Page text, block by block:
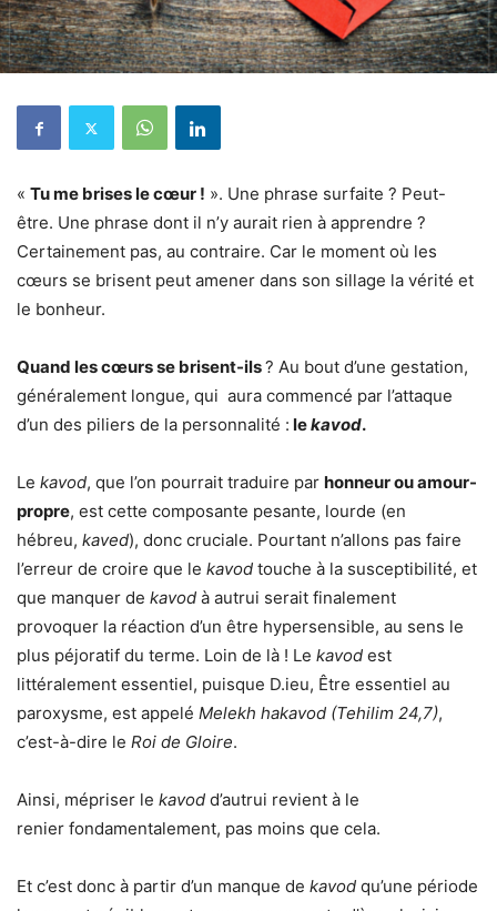
« Tu me brises le cœur ! ». Une phrase surfaite ? Peut-
être. Une phrase dont il n’y aurait rien à apprendre ?
Certainement pas, au contraire. Car le moment où les
cœurs se brisent peut amener dans son sillage la vérité et
le bonheur.
Quand les cœurs se brisent-ils? Au bout d’une gestation,
généralement longue, qui aura commencé par l’attaque
d’un des piliers de la personnalité : lekavod.
Le kavod, que l’on pourrait traduire par honneur ou amour-
propre, est cette composante pesante, lourde (en
hébreu, kaved), donc cruciale. Pourtant n’allons pas faire
l’erreur de croire que le kavod touche à la susceptibilité, et
que manquer de kavod à autrui serait finalement
provoquer la réaction d’un être hypersensible, au sens le
plus péjoratif du terme. Loin de là ! Le kavod est
littéralement essentiel, puisque D.ieu, Être essentiel au
paroxysme, est appelé Melekh hakavod (Tehilim 24,7),
c’est-à-dire le Roi de Gloire.
Ainsi, mépriser le kavod d’autrui revient à le
renier fondamentalement, pas moins que cela.
Et c’est donc à partir d’un manque de kavod qu’une période